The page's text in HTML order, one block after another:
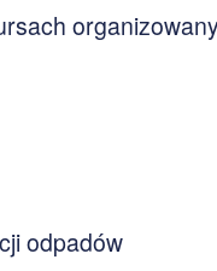
odpadów